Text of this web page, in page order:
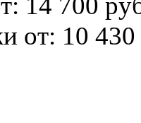
от: 10 430